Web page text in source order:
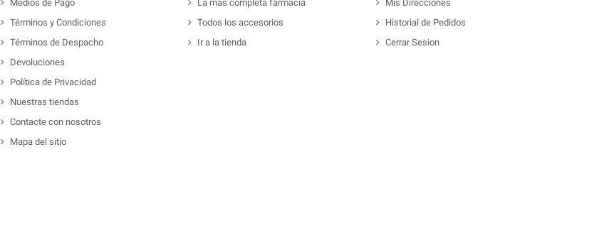
Medios de Pago
Términos y Condiciones
Términos de Despacho
Devoluciones
Política de Privacidad
Nuestras tiendas
Contacte con nosotros
Mapa del sitio
La mas completa farmacia
Todos los accesorios
Ir a la tienda
Mis Direcciones
Historial de Pedidos
Cerrar Sesion